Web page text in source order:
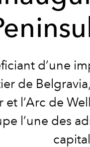
d’une
de
et l’Arc de
l’une des